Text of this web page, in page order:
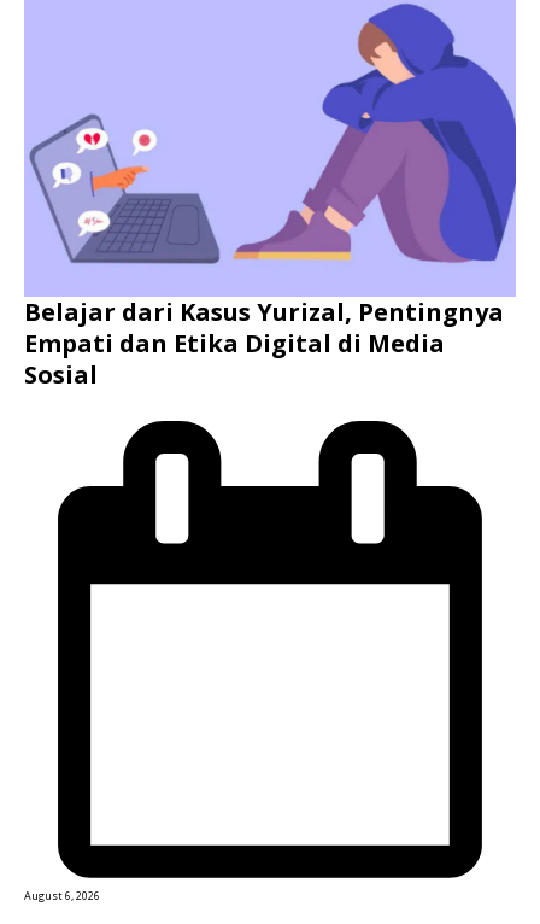
Belajar dari Kasus Yurizal, Pentingnya
Empati dan Etika Digital di Media
Sosial
August 6, 2026